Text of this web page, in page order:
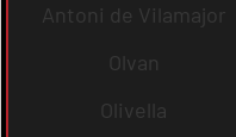
Antoni de Vilamajor
Olvan
Olivella